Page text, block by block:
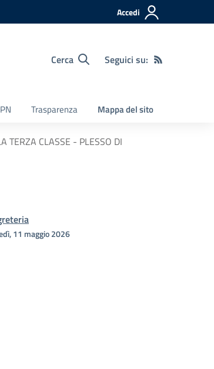
Accedi
Cerca Seguici su:
Trasparenza Mappa del sito
TERZA CLASSE - PLESSO DI
11 maggio 2026